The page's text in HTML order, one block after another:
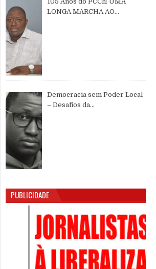
LONGA MARCHA AO
Democracia sem Poder Local
– Desafios da
PUBLICIDADE